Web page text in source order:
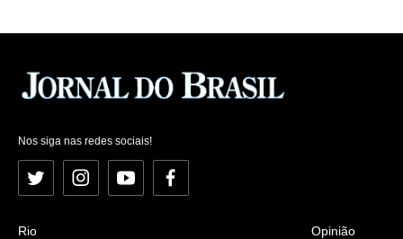
Nos siga nas redes sociais!
Twitter InstagramYouTubeFacebook
Rio
Opinião